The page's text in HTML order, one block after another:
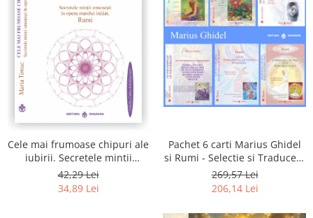
Cele mai frumoase chipuri ale
iubirii. Secretele mintii
omenesti in opera marelui
initiat, Rumi
42,29 Lei
34,89 Lei
Pachet 6 carti Marius Ghidel
si Rumi - Selectie si Traducere
de Marius Ghidel
269,57 Lei
206,14 Lei